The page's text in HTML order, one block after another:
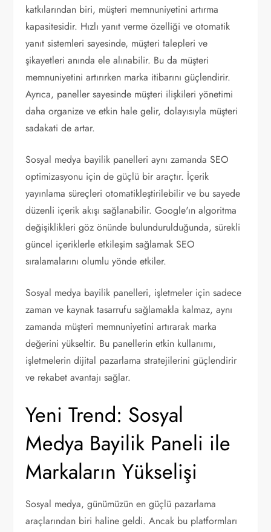
katkılarından biri, müşteri memnuniyetini artırma
kapasitesidir. Hızlı yanıt verme özelliği ve otomatik
yanıt sistemleri sayesinde, müşteri talepleri ve
şikayetleri anında ele alınabilir. Bu da müşteri
memnuniyetini artırırken marka itibarını güçlendirir.
Ayrıca, paneller sayesinde müşteri ilişkileri yönetimi
daha organize ve etkin hale gelir, dolayısıyla müşteri
sadakati de artar.
Sosyal medya bayilik panelleri aynı zamanda SEO
optimizasyonu için de güçlü bir araçtır. İçerik
yayınlama süreçleri otomatikleştirilebilir ve bu sayede
düzenli içerik akışı sağlanabilir. Google'ın algoritma
değişiklikleri göz önünde bulundurulduğunda, sürekli
güncel içeriklerle etkileşim sağlamak SEO
sıralamalarını olumlu yönde etkiler.
Sosyal medya bayilik panelleri, işletmeler için sadece
zaman ve kaynak tasarrufu sağlamakla kalmaz, aynı
zamanda müşteri memnuniyetini artırarak marka
değerini yükseltir. Bu panellerin etkin kullanımı,
işletmelerin dijital pazarlama stratejilerini güçlendirir
ve rekabet avantajı sağlar.
Yeni Trend: Sosyal
Medya Bayilik Paneli ile
Markaların Yükselişi
Sosyal medya, günümüzün en güçlü pazarlama
araçlarından biri haline geldi. Ancak bu platformları